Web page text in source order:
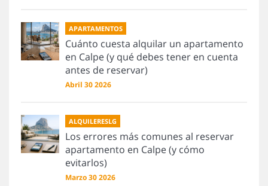
APARTAMENTOS
Cuánto cuesta alquilar un apartamento
en Calpe (y qué debes tener en cuenta
antes de reservar)
Abril 30 2026
ALQUILERESLG
Los errores más comunes al reservar
apartamento en Calpe (y cómo
evitarlos)
Marzo 30 2026